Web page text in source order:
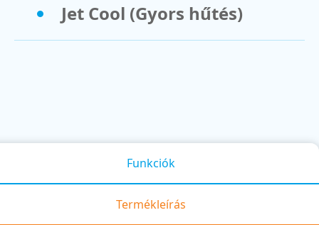
Jet Cool (Gyors hűtés)
Funkciók
Termékleírás